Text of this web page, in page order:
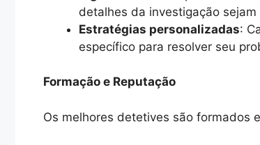
detalhes da investigação
Estratégias personalizadas:
específico para resolver seu
Formação e Reputação
Os melhores detetives são formados